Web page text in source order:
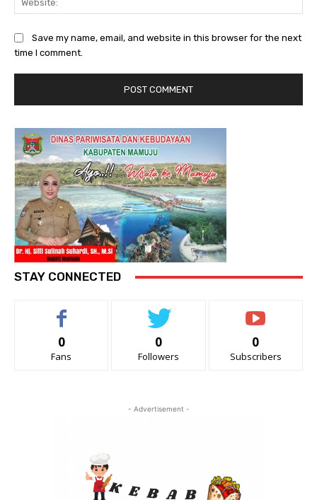
Save my name, email, and website in this browser for the next
time I comment.
STAY CONNECTED
0
Fans
0
Followers
0
Subscribers
- Advertisement -